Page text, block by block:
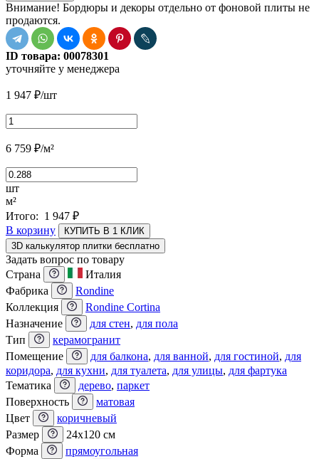
Внимание! Бордюры и декоры отдельно от фоновой плиты не
продаются.
ID товара: 00078301
уточняйте у менеджера
1 947 ₽/шт
6 759 ₽/м²
шт
м²
Итого: 1 947 ₽
В корзину
КУПИТЬ В 1 КЛИК
3D калькулятор плитки бесплатно
Задать вопрос по товару
Страна
Италия
Фабрика
Rondine
Коллекция
Rondine Cortina
Назначение
для стен, для пола
Тип
керамогранит
Помещение
для балкона, для ванной, для гостиной, для
коридора, для кухни, для туалета, для улицы, для фартука
Тематика
дерево, паркет
Поверхность
матовая
Цвет
коричневый
Размер
24x120 см
Форма
прямоугольная